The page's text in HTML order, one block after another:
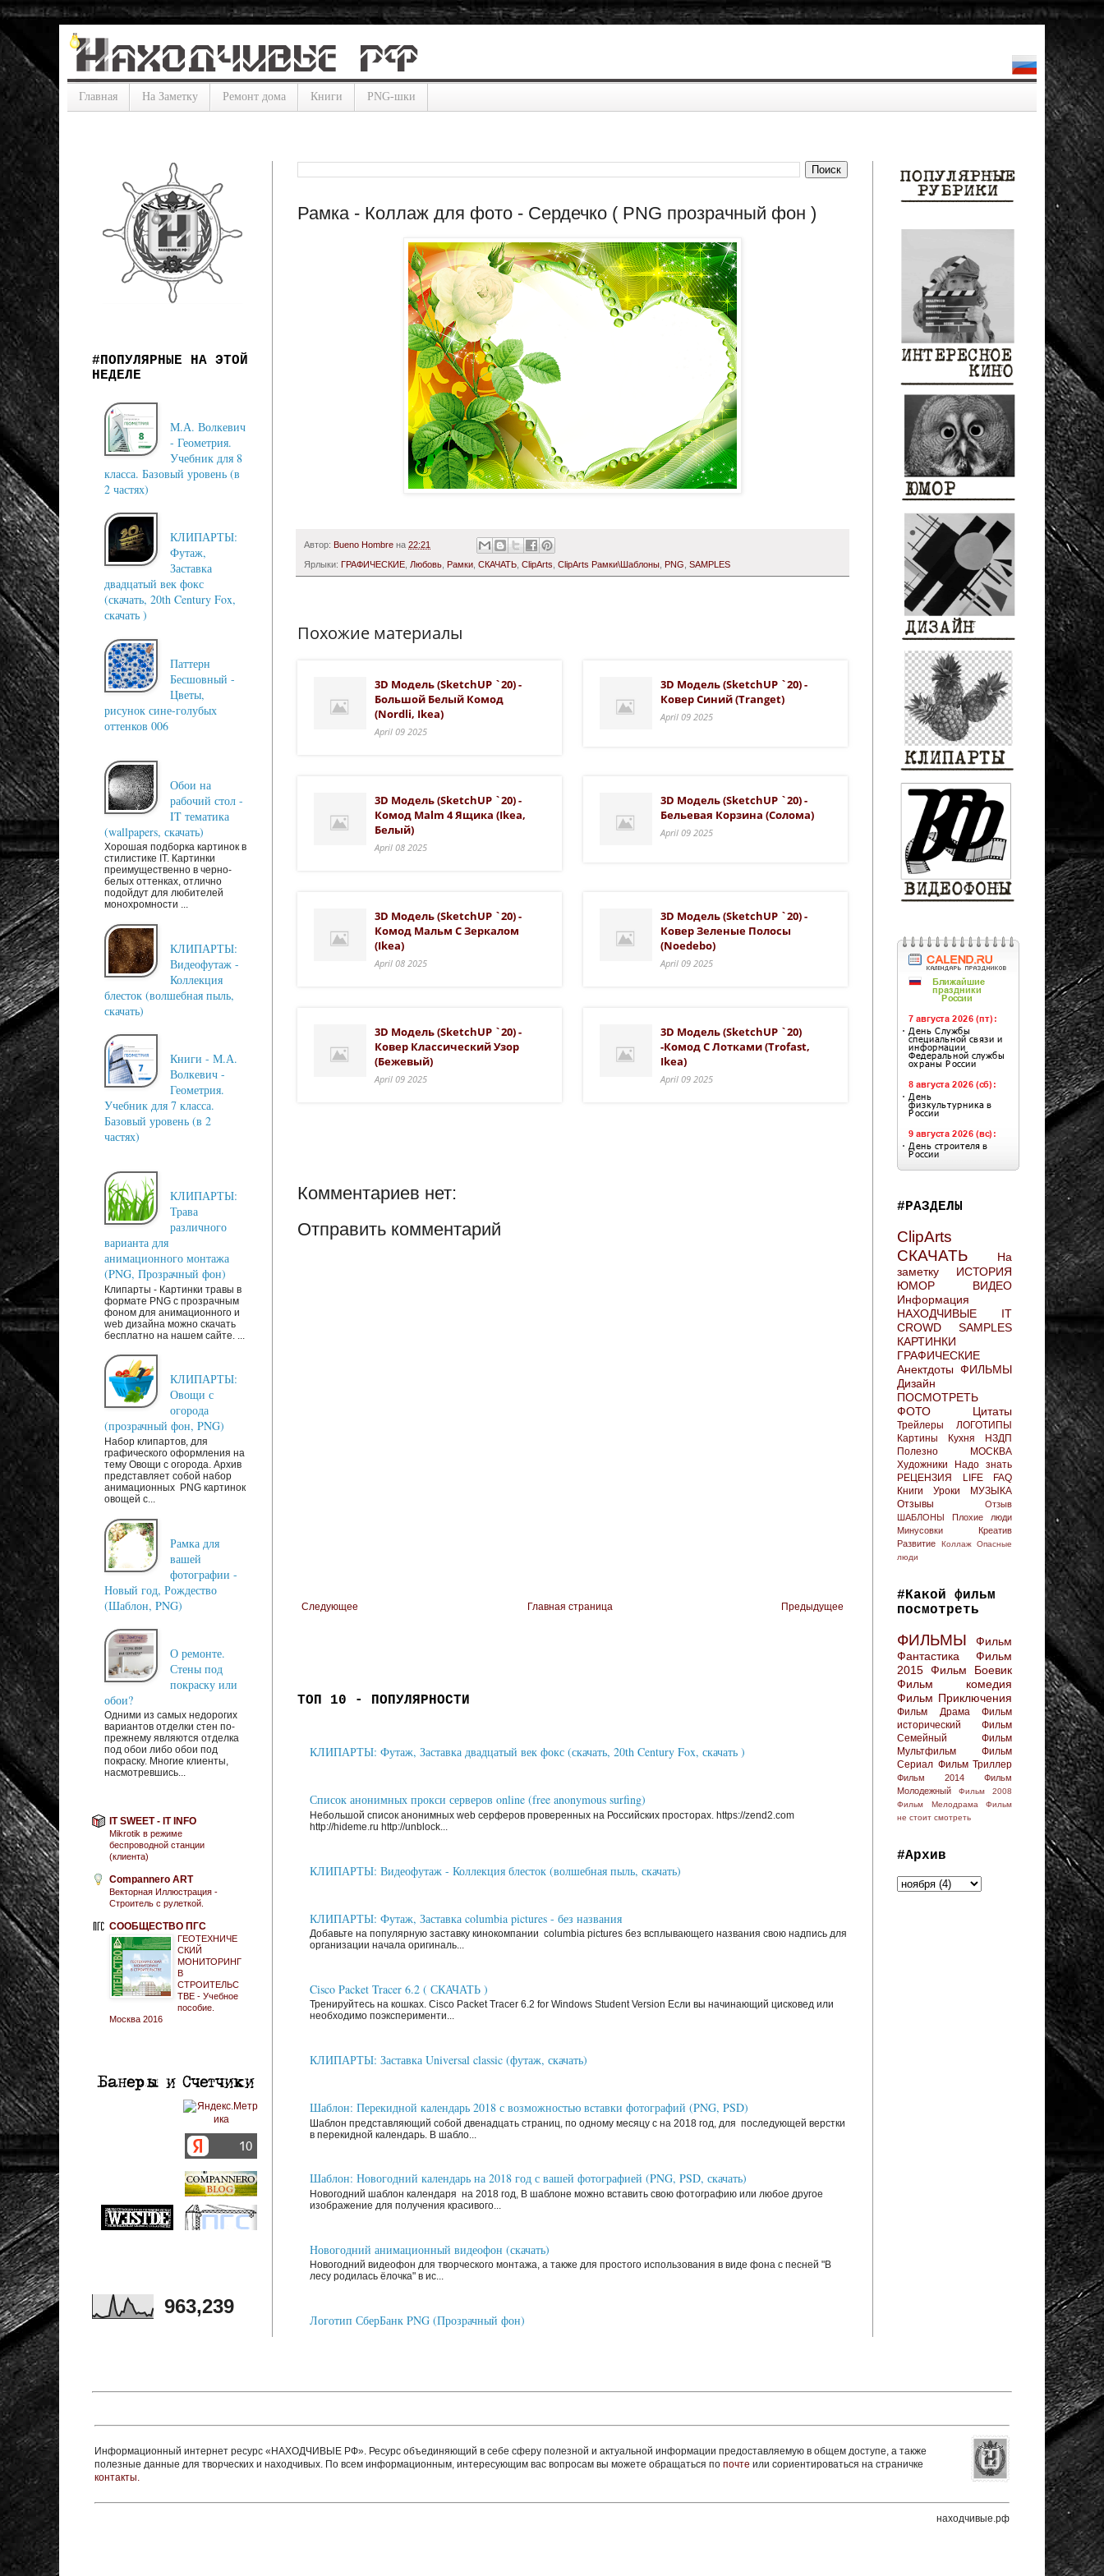
Главная На Заметку Ремонт дома Книги PNG-шки
Рамка - Коллаж для фото - Сердечко ( PNG прозрачный фон )
Автор: Bueno Hombre на 22:21
Ярлыки: ГРАФИЧЕСКИЕ Любовь Рамки СКАЧАТЬ ClipArts ClipArts Рамки\Шаблоны PNG SAMPLES
Похожие материалы
3D Модель (SketchUP `20) -
Большой Белый Комод
(Nordli, Ikea)
April 09 2025
3D Модель (SketchUP `20) -
Ковер Синий (Tranget)
April 09 2025
3D Модель (SketchUP `20) -
Комод Malm 4 Ящика (ikea,
Белый)
April 08 2025
3D Модель (SketchUP `20) -
Бельевая Корзина (солома)
April 09 2025
3D Модель (SketchUP `20) -
Комод Мальм С Зеркалом
(ikea)
April 08 2025
3D Модель (SketchUP `20) -
Ковер Зеленые Полосы
(Noedebo)
April 09 2025
3D Модель (SketchUP `20) -
Ковер Классический Узор
(бежевый)
April 09 2025
3D Модель (SketchUP `20)
-Комод С Лотками (Trofast,
Ikea)
April 09 2025
Комментариев нет:
Отправить комментарий
Следующее Предыдущее
Главная страница
ТОП 10 - ПОПУЛЯРНОСТИ
КЛИПАРТЫ: Футаж, Заставка двадцатый век фокс (скачать, 20th Century Fox, скачать )
Список анонимных прокси серверов online (free anonymous surfing)
Небольшой список анонимных web серферов проверенных на Российских просторах. https://zend2.com
http://hideme.ru http://unblock...
КЛИПАРТЫ: Видеофутаж - Коллекция блесток (волшебная пыль, скачать)
КЛИПАРТЫ: Футаж, Заставка columbia pictures - без названия
Добавьте на популярную заставку кинокомпании columbia pictures без всплывающего названия свою надпись для
организации начала оригиналь...
Cisco Packet Tracer 6.2 ( СКАЧАТЬ )
Тренируйтесь на кошках. Cisco Packet Tracer 6.2 for Windows Student Version Если вы начинающий цисковед или
необходимо поэксперименти...
КЛИПАРТЫ: Заставка Universal classic (футаж, скачать)
Шаблон: Перекидной календарь 2018 с возможностью вставки фотографий (PNG, PSD)
Шаблон представляющий собой двенадцать страниц, по одному месяцу с на 2018 год, для последующей верстки
в перекидной календарь. В шабло...
Шаблон: Новогодний календарь на 2018 год с вашей фотографией (PNG, PSD, скачать)
Новогодний шаблон календаря на 2018 год, В шаблоне можно вставить свою фотографию или любое другое
изображение для получения красивого...
Новогодний анимационный видеофон (скачать)
Новогодний видеофон для творческого монтажа, а также для простого использования в виде фона с песней "В
лесу родилась ёлочка" в ис...
Логотип СберБанк PNG (Прозрачный фон)
#ПОПУЛЯРНЫЕ НА ЭТОЙ
НЕДЕЛЕ
М.А. Волкевич
- Геометрия.
Учебник для 8
класса. Базовый уровень (в
2 частях)
КЛИПАРТЫ:
Футаж,
Заставка
двадцатый век фокс
(скачать, 20th Century Fox,
скачать )
Паттерн
Бесшовный -
Цветы,
рисунок сине-голубых
оттенков 006
Обои на
рабочий стол -
IT тематика
(wallpapers, скачать)
Хорошая подборка картинок в
стилистике IT. Картинки
преимущественно в черно-
белых оттенках, отлично
подойдут для любителей
монохромности ...
КЛИПАРТЫ:
Видеофутаж -
Коллекция
блесток (волшебная пыль,
скачать)
Книги - М.А.
Волкевич -
Геометрия.
Учебник для 7 класса.
Базовый уровень (в 2
частях)
КЛИПАРТЫ:
Трава
различного
варианта для
анимационного монтажа
(PNG, Прозрачный фон)
Клипарты - Картинки травы в
формате PNG с прозрачным
фоном для анимационного и
web дизайна можно скачать
бесплатно на нашем сайте. ...
КЛИПАРТЫ:
Овощи с
огорода
(прозрачный фон, PNG)
Набор клипартов, для
графического оформления на
тему Овощи с огорода. Архив
представляет собой набор
анимационных PNG картинок
овощей с...
Рамка для
вашей
фотографии -
Новый год, Рождество
(Шаблон, PNG)
О ремонте.
Стены под
покраску или
обои?
Одними из самых недорогих
вариантов отделки стен по-
прежнему являются отделка
под обои либо обои под
покраску. Многие клиенты,
насмотревшись...
IT SWEET - IT INFO
Mikrotik в режиме
беспроводной станции
(клиента)
Compannero ART
Векторная Иллюстрация -
Строитель с рулеткой.
СООБЩЕСТВО ПГС
ГЕОТЕХНИЧЕ
СКИЙ
МОНИТОРИНГ
В
СТРОИТЕЛЬС
ТВЕ - Учебное
пособие.
Москва 2016
963,239
#РАЗДЕЛЫ
ClipArts
СКАЧАТЬ
На
заметку
ИСТОРИЯ
ЮМОР
ВИДЕО
Информация
НАХОДЧИВЫЕ
IT
CROWD
SAMPLES
КАРТИНКИ
ГРАФИЧЕСКИЕ
Анектдоты ФИЛЬМЫ
Дизайн
ПОСМОТРЕТЬ
ФОТО
Цитаты
Трейлеры
ЛОГОТИПЫ
Картины
Кухня
НЗДП
Полезно
МОСКВА
Художники
Надо знать
РЕЦЕНЗИЯ
LIFE FAQ
Книги
Уроки
МУЗЫКА
Отзывы
Отзыв
ШАБЛОНЫ
Плохие люди
Минусовки
Креатив
Развитие
Коллаж Опасные
люди
#Какой фильм
посмотреть
ФИЛЬМЫ
Фильм
Фантастика
Фильм
2015 Фильм Боевик
Фильм комедия
Фильм Приключения
Фильм Драма
Фильм
исторический
Фильм
Семейный
Фильм
Мультфильм
Фильм
Сериал Фильм Триллер
Фильм 2014
Фильм
Молодежный
Фильм 2008
Фильм Мелодрама
Фильм
не стоит смотреть
#Архив
Информационный интернет ресурс «НАХОДЧИВЫЕ РФ». Ресурс объединяющий в себе сферу полезной и актуальной информации предоставляемую в общем доступе, а также
полезные данные для творческих и находчивых. По всем информационным, интересующим вас вопросам вы можете обращаться по почте или сориентироваться на страничке
контакты.
находчивые.рф